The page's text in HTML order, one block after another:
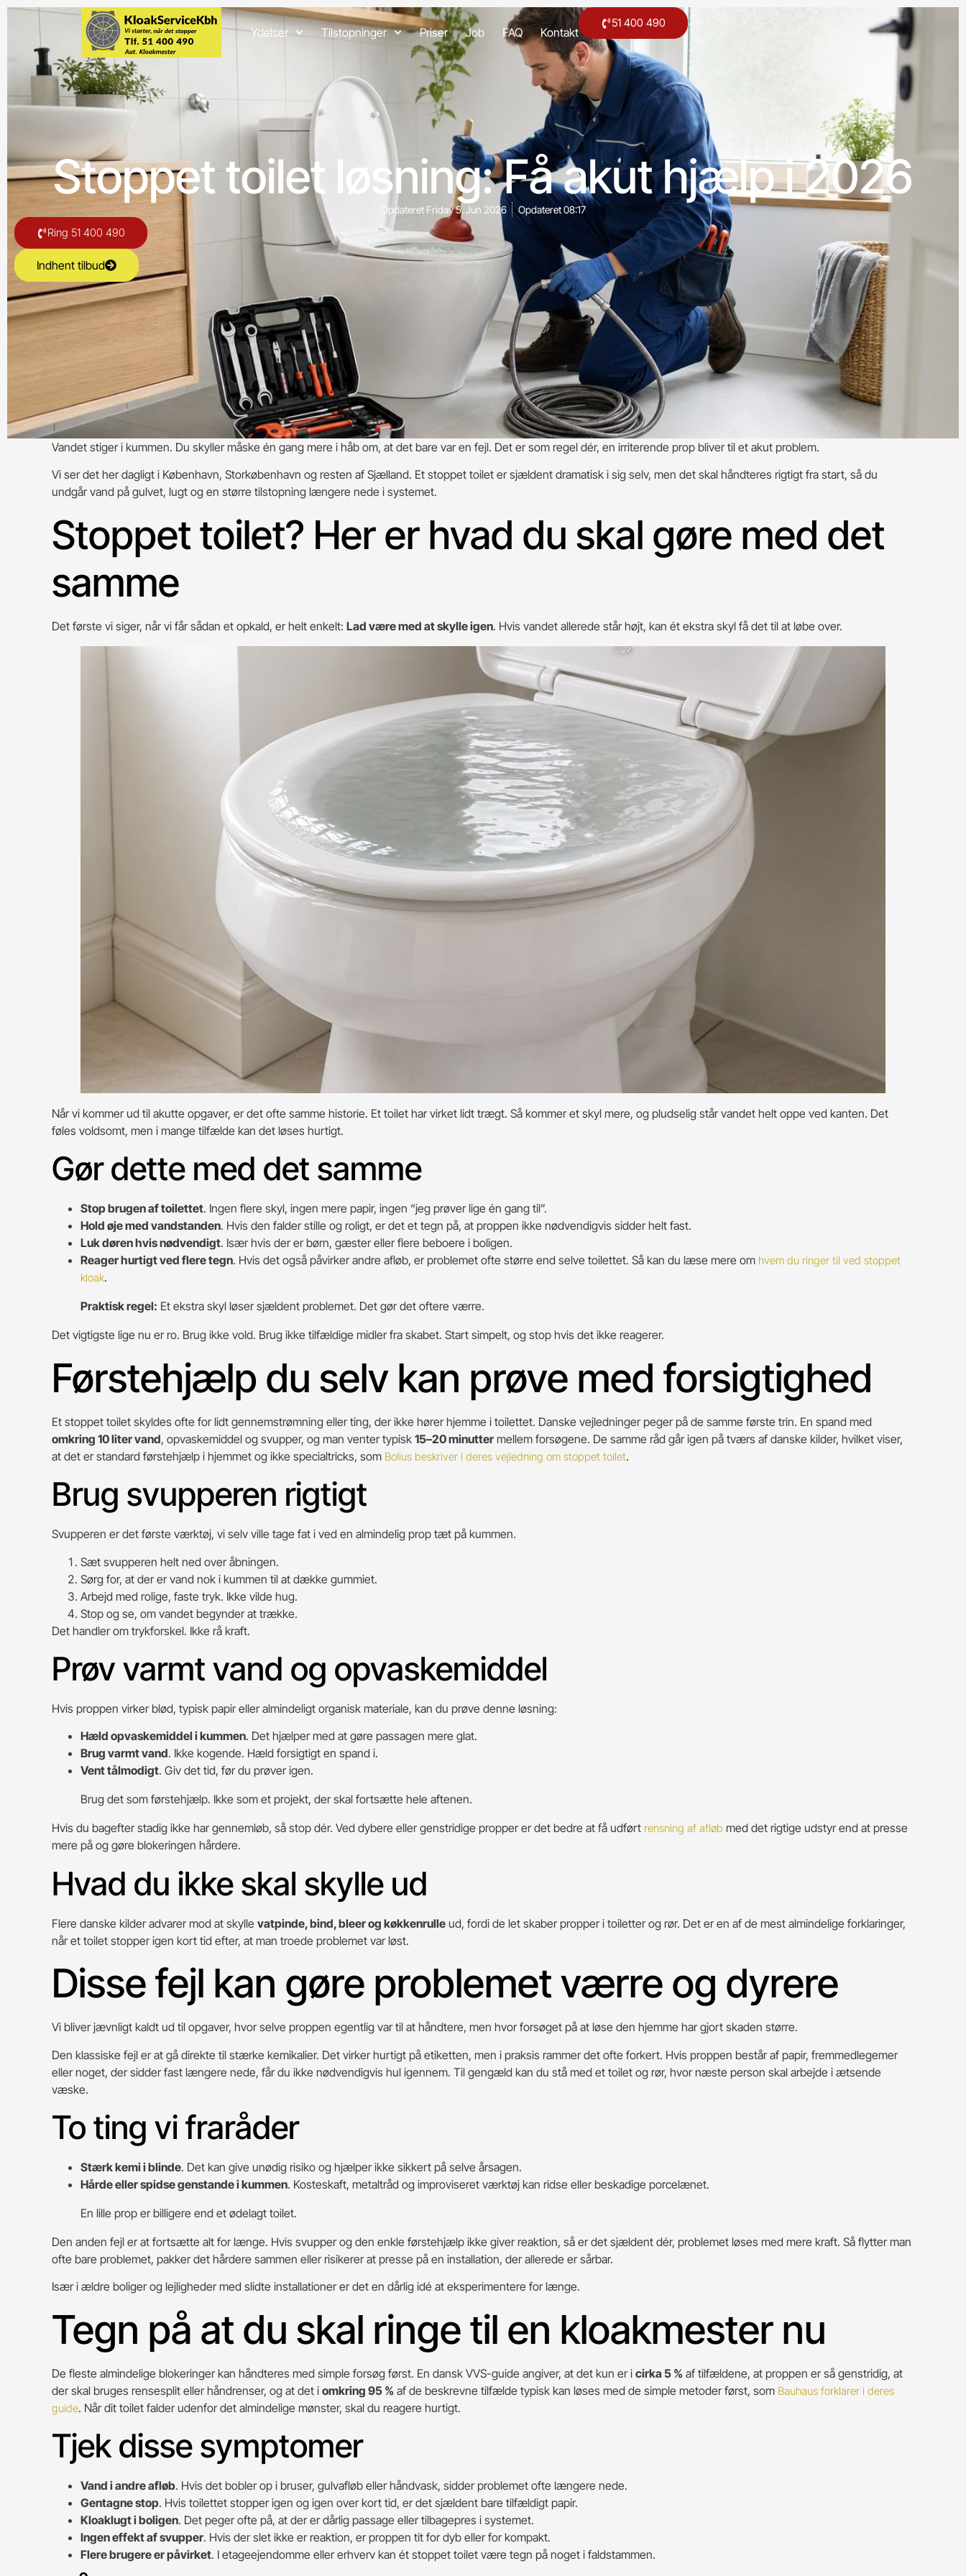
Ydelser Tilstopninger Priser Job FAQ Kontakt
51 400 490
Stoppet toilet løsning: Få akut hjælp i 2026
Opdateret Friday 5. Jun 2026 Opdateret 08:17
Ring 51 400 490
Indhent tilbud
Vandet stiger i kummen. Du skyller måske én gang mere i håb om, at det bare var en fejl. Det er som regel dér, en irriterende prop bliver til et akut problem.
Vi ser det her dagligt i København, Storkøbenhavn og resten af Sjælland. Et stoppet toilet er sjældent dramatisk i sig selv, men det skal håndteres rigtigt fra start, så du
undgår vand på gulvet, lugt og en større tilstopning længere nede i systemet.
Stoppet toilet? Her er hvad du skal gøre med det
samme
Det første vi siger, når vi får sådan et opkald, er helt enkelt: Lad være med at skylle igen. Hvis vandet allerede står højt, kan ét ekstra skyl få det til at løbe over.
Når vi kommer ud til akutte opgaver, er det ofte samme historie. Et toilet har virket lidt trægt. Så kommer et skyl mere, og pludselig står vandet helt oppe ved kanten. Det
føles voldsomt, men i mange tilfælde kan det løses hurtigt.
Gør dette med det samme
Stop brugen af toilettet. Ingen flere skyl, ingen mere papir, ingen “jeg prøver lige én gang til”.
Hold øje med vandstanden. Hvis den falder stille og roligt, er det et tegn på, at proppen ikke nødvendigvis sidder helt fast.
Luk døren hvis nødvendigt. Især hvis der er børn, gæster eller flere beboere i boligen.
Reager hurtigt ved flere tegn. Hvis det også påvirker andre afløb, er problemet ofte større end selve toilettet. Så kan du læse mere om hvem du ringer til ved stoppet
kloak.
Praktisk regel: Et ekstra skyl løser sjældent problemet. Det gør det oftere værre.
Det vigtigste lige nu er ro. Brug ikke vold. Brug ikke tilfældige midler fra skabet. Start simpelt, og stop hvis det ikke reagerer.
Førstehjælp du selv kan prøve med forsigtighed
Et stoppet toilet skyldes ofte for lidt gennemstrømning eller ting, der ikke hører hjemme i toilettet. Danske vejledninger peger på de samme første trin. En spand med
omkring 10 liter vand, opvaskemiddel og svupper, og man venter typisk 15–20 minutter mellem forsøgene. De samme råd går igen på tværs af danske kilder, hvilket viser,
at det er standard førstehjælp i hjemmet og ikke specialtricks, som Bolius beskriver i deres vejledning om stoppet toilet.
Brug svupperen rigtigt
Svupperen er det første værktøj, vi selv ville tage fat i ved en almindelig prop tæt på kummen.
Sæt svupperen helt ned over åbningen.
Sørg for, at der er vand nok i kummen til at dække gummiet.
Arbejd med rolige, faste tryk. Ikke vilde hug.
Stop og se, om vandet begynder at trække.
Det handler om trykforskel. Ikke rå kraft.
Prøv varmt vand og opvaskemiddel
Hvis proppen virker blød, typisk papir eller almindeligt organisk materiale, kan du prøve denne løsning:
Hæld opvaskemiddel i kummen. Det hjælper med at gøre passagen mere glat.
Brug varmt vand. Ikke kogende. Hæld forsigtigt en spand i.
Vent tålmodigt. Giv det tid, før du prøver igen.
Brug det som førstehjælp. Ikke som et projekt, der skal fortsætte hele aftenen.
Hvis du bagefter stadig ikke har gennemløb, så stop dér. Ved dybere eller genstridige propper er det bedre at få udført rensning af afløb med det rigtige udstyr end at presse
mere på og gøre blokeringen hårdere.
Hvad du ikke skal skylle ud
Flere danske kilder advarer mod at skylle vatpinde, bind, bleer og køkkenrulle ud, fordi de let skaber propper i toiletter og rør. Det er en af de mest almindelige forklaringer,
når et toilet stopper igen kort tid efter, at man troede problemet var løst.
Disse fejl kan gøre problemet værre og dyrere
Vi bliver jævnligt kaldt ud til opgaver, hvor selve proppen egentlig var til at håndtere, men hvor forsøget på at løse den hjemme har gjort skaden større.
Den klassiske fejl er at gå direkte til stærke kemikalier. Det virker hurtigt på etiketten, men i praksis rammer det ofte forkert. Hvis proppen består af papir, fremmedlegemer
eller noget, der sidder fast længere nede, får du ikke nødvendigvis hul igennem. Til gengæld kan du stå med et toilet og rør, hvor næste person skal arbejde i ætsende
væske.
To ting vi fraråder
Stærk kemi i blinde. Det kan give unødig risiko og hjælper ikke sikkert på selve årsagen.
Hårde eller spidse genstande i kummen. Kosteskaft, metaltråd og improviseret værktøj kan ridse eller beskadige porcelænet.
En lille prop er billigere end et ødelagt toilet.
Den anden fejl er at fortsætte alt for længe. Hvis svupper og den enkle førstehjælp ikke giver reaktion, så er det sjældent dér, problemet løses med mere kraft. Så flytter man
ofte bare problemet, pakker det hårdere sammen eller risikerer at presse på en installation, der allerede er sårbar.
Især i ældre boliger og lejligheder med slidte installationer er det en dårlig idé at eksperimentere for længe.
Tegn på at du skal ringe til en kloakmester nu
De fleste almindelige blokeringer kan håndteres med simple forsøg først. En dansk VVS-guide angiver, at det kun er i cirka 5 % af tilfældene, at proppen er så genstridig, at
der skal bruges rensesplit eller håndrenser, og at det i omkring 95 % af de beskrevne tilfælde typisk kan løses med de simple metoder først, som Bauhaus forklarer i deres
guide. Når dit toilet falder udenfor det almindelige mønster, skal du reagere hurtigt.
Tjek disse symptomer
Vand i andre afløb. Hvis det bobler op i bruser, gulvafløb eller håndvask, sidder problemet ofte længere nede.
Gentagne stop. Hvis toilettet stopper igen og igen over kort tid, er det sjældent bare tilfældigt papir.
Kloaklugt i boligen. Det peger ofte på, at der er dårlig passage eller tilbagepres i systemet.
Ingen effekt af svupper. Hvis der slet ikke er reaktion, er proppen tit for dyb eller for kompakt.
Flere brugere er påvirket. I etageejendomme eller erhverv kan ét stoppet toilet være tegn på noget i faldstammen.